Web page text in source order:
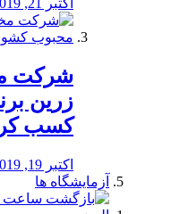
اکتبر 21, 2019
شرکت
زرین
کسب
اکتبر 19, 2019
آزمایشگاه ها